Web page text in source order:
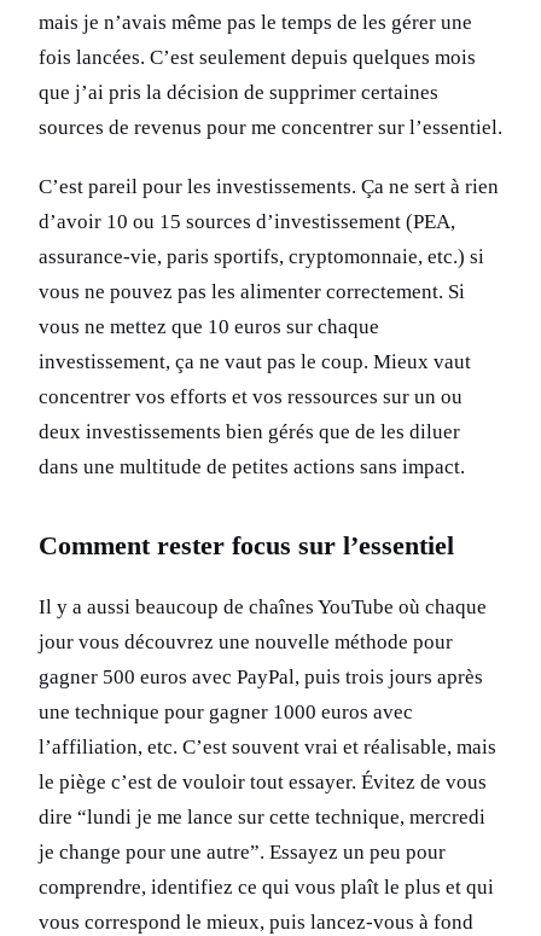
mais je n’avais même pas le temps de les gérer une
fois lancées. C’est seulement depuis quelques mois
que j’ai pris la décision de supprimer certaines
sources de revenus pour me concentrer sur l’essentiel.
C’est pareil pour les investissements. Ça ne sert à rien
d’avoir 10 ou 15 sources d’investissement (PEA,
assurance-vie, paris sportifs, cryptomonnaie, etc.) si
vous ne pouvez pas les alimenter correctement. Si
vous ne mettez que 10 euros sur chaque
investissement, ça ne vaut pas le coup. Mieux vaut
concentrer vos efforts et vos ressources sur un ou
deux investissements bien gérés que de les diluer
dans une multitude de petites actions sans impact.
Comment rester focus sur l’essentiel
Il y a aussi beaucoup de chaînes YouTube où chaque
jour vous découvrez une nouvelle méthode pour
gagner 500 euros avec PayPal, puis trois jours après
une technique pour gagner 1000 euros avec
l’affiliation, etc. C’est souvent vrai et réalisable, mais
le piège c’est de vouloir tout essayer. Évitez de vous
dire “lundi je me lance sur cette technique, mercredi
je change pour une autre”. Essayez un peu pour
comprendre, identifiez ce qui vous plaît le plus et qui
vous correspond le mieux, puis lancez-vous à fond